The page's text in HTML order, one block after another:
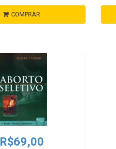
COMPRAR
R$69,00